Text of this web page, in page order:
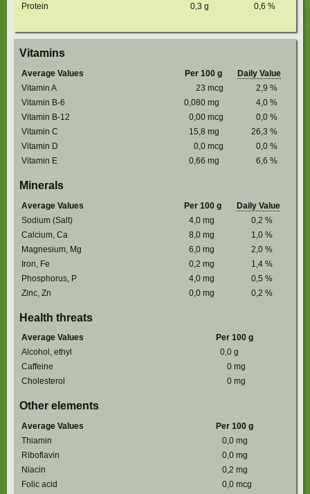
Protein 0,3 g 0,6 %
Vitamins
Average Values Per 100 g
Daily Value
Vitamin A
23 mcg 2,9 %
Vitamin B-6
0,080 mg 4,0 %
Vitamin B-12
0,00 mcg 0,0 %
Vitamin C
15,8 mg 26,3 %
Vitamin D
0,0 mcg 0,0 %
Vitamin E
0,66 mg 6,6 %
Minerals
Average Values Per 100 g
Daily Value
Sodium (Salt)
4,0 mg 0,2 %
Calcium, Ca
8,0 mg 1,0 %
Magnesium, Mg
6,0 mg 2,0 %
Iron, Fe
0,2 mg 1,4 %
Phosphorus, P
4,0 mg 0,5 %
Zinc, Zn
0,0 mg 0,2 %
Health threats
Average Values
Per 100 g
Alcohol, ethyl
0,0 g
Caffeine
0 mg
Cholesterol
0 mg
Other elements
Average Values
Per 100 g
Thiamin
0,0 mg
Riboflavin
0,0 mg
Niacin
0,2 mg
Folic acid
0,0 mcg